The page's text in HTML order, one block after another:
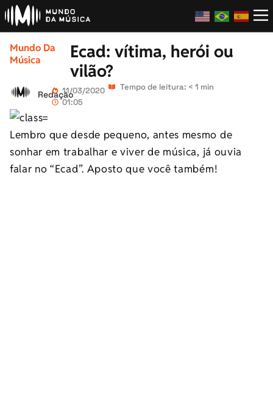
Mundo Da
Música
Ecad: vítima, herói ou
vilão?
Redação11/03/2020
01:05
Tempo de leitura: < 1 min
Lembro que desde pequeno, antes mesmo de
sonhar em trabalhar e viver de música, já ouvia
falar no “Ecad”. Aposto que você também!